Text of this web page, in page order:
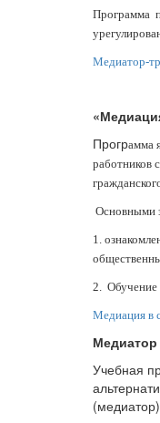
Программа
Медиатор-
Программа
работников
Основными
1.
2. Обучение
Медиация в
Учебная